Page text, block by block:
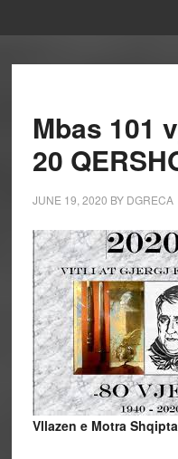
Mbas 101
20
JUNE 19, 2020 BY DGRECA
Vllazen e Motra